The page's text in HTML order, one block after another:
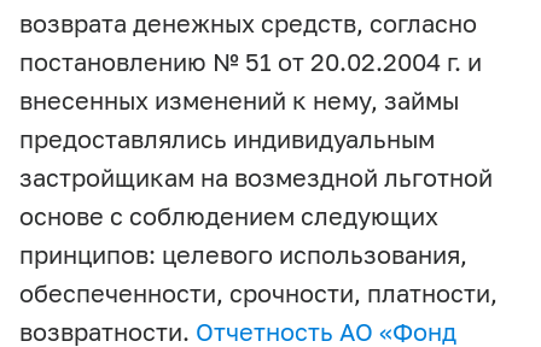
возврата денежных средств, согласно
постановлению № 51 от 20.02.2004 г. и
внесенных изменений к нему, займы
предоставлялись индивидуальным
застройщикам на возмездной льготной
основе с соблюдением следующих
принципов: целевого использования,
обеспеченности, срочности, платности,
возвратности. Отчетность АО «Фонд